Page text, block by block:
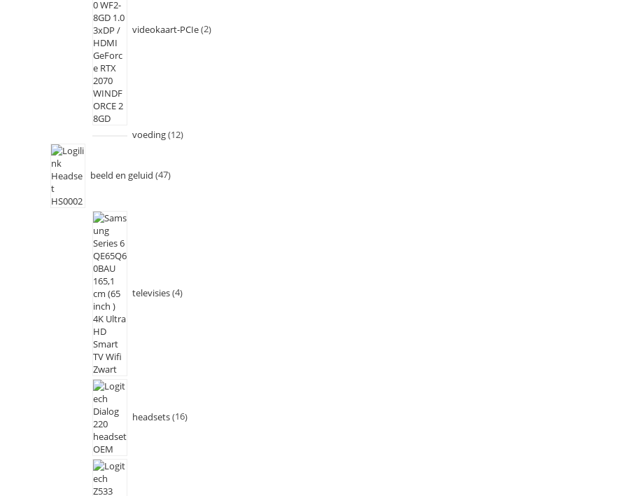
videokaart-PCIe 2
voeding 12
beeld en geluid 47
televisies 4
headsets 16